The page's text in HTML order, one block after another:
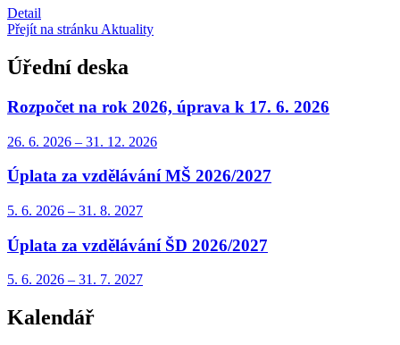
Detail
Přejít na stránku Aktuality
Úřední deska
Rozpočet na rok 2026, úprava k 17. 6. 2026
26. 6. 2026 – 31. 12. 2026
Úplata za vzdělávání MŠ 2026/2027
5. 6. 2026 – 31. 8. 2027
Úplata za vzdělávání ŠD 2026/2027
5. 6. 2026 – 31. 7. 2027
Kalendář